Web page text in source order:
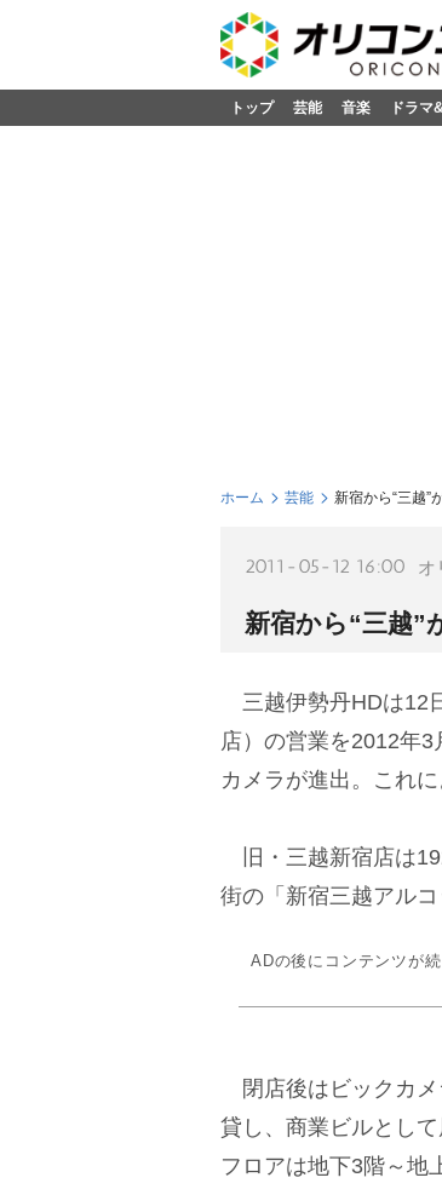
トップ 芸能 音楽 ドラマ
ホーム 芸能 新宿から“三越”
2011-05-12 16:00 オ
新宿から“三越”
三越伊勢丹HDは12
店）の営業を2012年
カメラが進出。これ
旧・三越新宿店は
街の「新宿三越アル
ADの後にコンテンツが
閉店後はビックカメ
貸し、商業ビルとし
フロアは地下3階～地